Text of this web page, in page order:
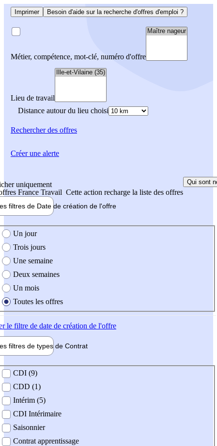
Imprimer Besoin d'aide sur la recherche d'offres d'emploi ?
Métier, compétence, mot-clé, numéro d'offre
Lieu de travail
Distance autour du lieu choisi
Rechercherdes offres
uniquement
France Travail Cette action recharge la liste des offres
Qui sont
filtres de Date de création de l'offre
création de l'offre
Un jour
Trois jours
Une semaine
Deux semaines
Un mois
Toutes les offres
le filtre de date de création de l'offre
filtres de types de Contrat
contrat
CDI (9)
CDD (1)
Intérim (5)
CDI Intérimaire
Saisonnier
Contrat apprentissage
Créer une alerte